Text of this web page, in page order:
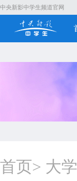
中央新影中学生频道官网
首页> 大学